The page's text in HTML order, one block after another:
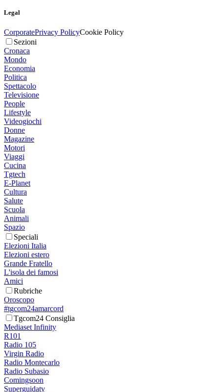
Legal
CorporatePrivacy PolicyCookie Policy
Sezioni
Cronaca
Mondo
Economia
Politica
Spettacolo
Televisione
People
Lifestyle
Videogiochi
Donne
Magazine
Motori
Viaggi
Cucina
Tgtech
E-Planet
Cultura
Salute
Scuola
Animali
Spazio
Speciali
Elezioni Italia
Elezioni estero
Grande Fratello
L'isola dei famosi
Amici
Rubriche
Oroscopo
#tgcom24amarcord
Tgcom24 Consiglia
Mediaset Infinity
R101
Radio 105
Virgin Radio
Radio Montecarlo
Radio Subasio
Comingsoon
Superguidatv